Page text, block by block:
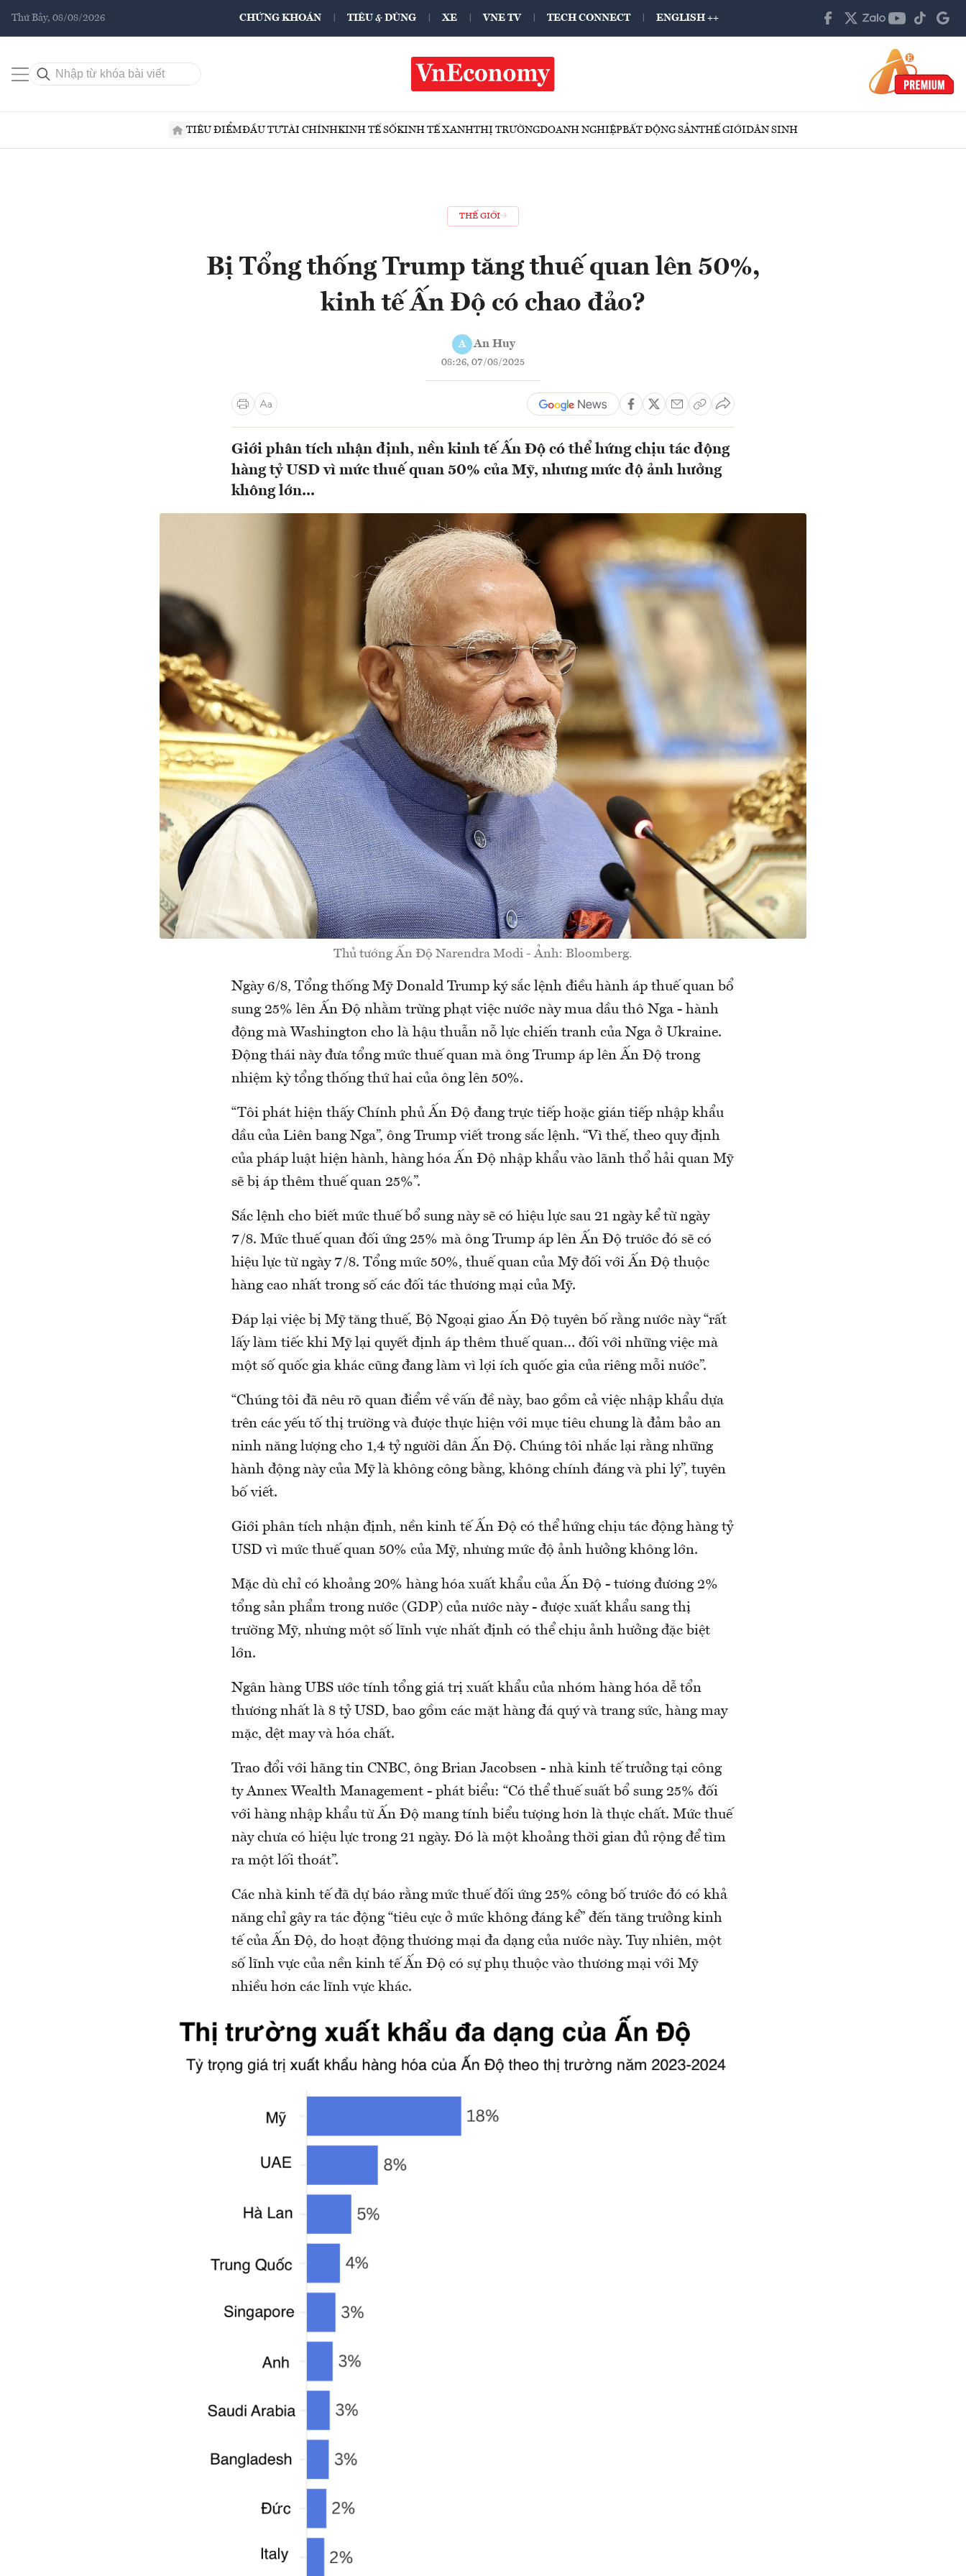
Thứ Bảy, 08/08/2026 CHỨNG KHOÁN TIÊU & DÙNG XE VNE TV TECH CONNECT ENGLISH ++
TIÊU ĐIỂMĐẦU TƯTÀI CHÍNHKINH TẾ SỐKINH TẾ XANHTHỊ TRƯỜNGDOANH NGHIỆPBẤT ĐỘNG SẢNTHẾ GIỚIDÂN SINH
THẾ GIỚI
Bị Tổng thống Trump tăng thuế quan lên 50%,
kinh tế Ấn Độ có chao đảo?
A An Huy
08:26, 07/08/2025
Giới phân tích nhận định, nền kinh tế Ấn Độ có thể hứng chịu tác động
hàng tỷ USD vì mức thuế quan 50% của Mỹ, nhưng mức độ ảnh hưởng
không lớn...
Thủ tướng Ấn Độ Narendra Modi - Ảnh: Bloomberg.
Ngày 6/8, Tổng thống Mỹ Donald Trump ký sắc lệnh điều hành áp thuế quan bổ
sung 25% lên Ấn Độ nhằm trừng phạt việc nước này mua dầu thô Nga - hành
động mà Washington cho là hậu thuẫn nỗ lực chiến tranh của Nga ở Ukraine.
Động thái này đưa tổng mức thuế quan mà ông Trump áp lên Ấn Độ trong
nhiệm kỳ tổng thống thứ hai của ông lên 50%.
“Tôi phát hiện thấy Chính phủ Ấn Độ đang trực tiếp hoặc gián tiếp nhập khẩu
dầu của Liên bang Nga”, ông Trump viết trong sắc lệnh. “Vì thế, theo quy định
của pháp luật hiện hành, hàng hóa Ấn Độ nhập khẩu vào lãnh thổ hải quan Mỹ
sẽ bị áp thêm thuế quan 25%”.
Sắc lệnh cho biết mức thuế bổ sung này sẽ có hiệu lực sau 21 ngày kể từ ngày
7/8. Mức thuế quan đối ứng 25% mà ông Trump áp lên Ấn Độ trước đó sẽ có
hiệu lực từ ngày 7/8. Tổng mức 50%, thuế quan của Mỹ đối với Ấn Độ thuộc
hàng cao nhất trong số các đối tác thương mại của Mỹ.
Đáp lại việc bị Mỹ tăng thuế, Bộ Ngoại giao Ấn Độ tuyên bố rằng nước này “rất
lấy làm tiếc khi Mỹ lại quyết định áp thêm thuế quan… đối với những việc mà
một số quốc gia khác cũng đang làm vì lợi ích quốc gia của riêng mỗi nước”.
“Chúng tôi đã nêu rõ quan điểm về vấn đề này, bao gồm cả việc nhập khẩu dựa
trên các yếu tố thị trường và được thực hiện với mục tiêu chung là đảm bảo an
ninh năng lượng cho 1,4 tỷ người dân Ấn Độ. Chúng tôi nhắc lại rằng những
hành động này của Mỹ là không công bằng, không chính đáng và phi lý”, tuyên
bố viết.
Giới phân tích nhận định, nền kinh tế Ấn Độ có thể hứng chịu tác động hàng tỷ
USD vì mức thuế quan 50% của Mỹ, nhưng mức độ ảnh hưởng không lớn.
Mặc dù chỉ có khoảng 20% hàng hóa xuất khẩu của Ấn Độ - tương đương 2%
tổng sản phẩm trong nước (GDP) của nước này - được xuất khẩu sang thị
trường Mỹ, nhưng một số lĩnh vực nhất định có thể chịu ảnh hưởng đặc biệt
lớn.
Ngân hàng UBS ước tính tổng giá trị xuất khẩu của nhóm hàng hóa dễ tổn
thương nhất là 8 tỷ USD, bao gồm các mặt hàng đá quý và trang sức, hàng may
mặc, dệt may và hóa chất.
Trao đổi với hãng tin CNBC, ông Brian Jacobsen - nhà kinh tế trưởng tại công
ty Annex Wealth Management - phát biểu: “Có thể thuế suất bổ sung 25% đối
với hàng nhập khẩu từ Ấn Độ mang tính biểu tượng hơn là thực chất. Mức thuế
này chưa có hiệu lực trong 21 ngày. Đó là một khoảng thời gian đủ rộng để tìm
ra một lối thoát”.
Các nhà kinh tế đã dự báo rằng mức thuế đối ứng 25% công bố trước đó có khả
năng chỉ gây ra tác động “tiêu cực ở mức không đáng kể” đến tăng trưởng kinh
tế của Ấn Độ, do hoạt động thương mại đa dạng của nước này. Tuy nhiên, một
số lĩnh vực của nền kinh tế Ấn Độ có sự phụ thuộc vào thương mại với Mỹ
nhiều hơn các lĩnh vực khác.